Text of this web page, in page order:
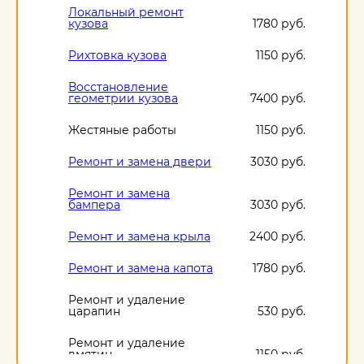
Локальный ремонт
кузова 1780 руб.
Рихтовка кузова 1150 руб.
Восстановление
геометрии кузова 7400 руб.
Жестяные работы 1150 руб.
Ремонт и замена двери 3030 руб.
Ремонт и замена
бампера 3030 руб.
Ремонт и замена крыла 2400 руб.
Ремонт и замена капота 1780 руб.
Ремонт и удаление
царапин 530 руб.
Ремонт и удаление
вмятин 1150 руб.